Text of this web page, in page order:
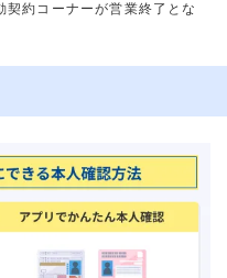
約コーナーが営業終了とな